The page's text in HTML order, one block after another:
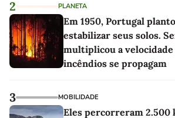
2 PLANETA
Em 1950, Portugal
estabilizar seus solos.
multiplicou a velocidade
incêndios se propagam
3 MOBILIDADE
Eles percorreram 2.500